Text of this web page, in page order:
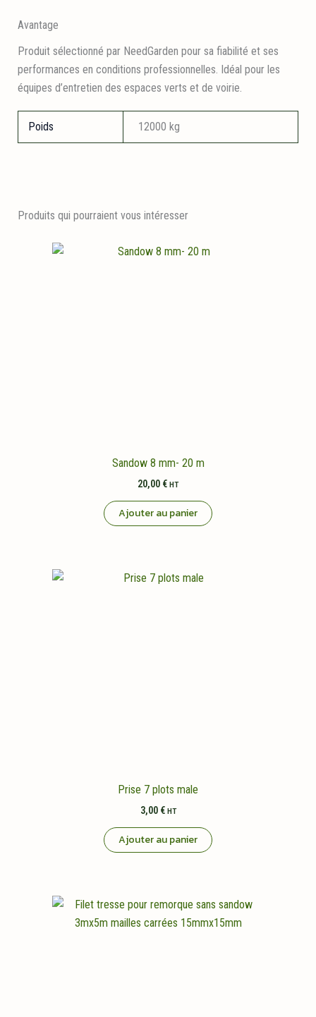
Avantage
Produit sélectionné par NeedGarden pour sa fiabilité et ses
performances en conditions professionnelles. Idéal pour les
équipes d’entretien des espaces verts et de voirie.
Poids 12000 kg
Produits qui pourraient vous intéresser
Sandow 8 mm- 20 m
20,00 € HT
Ajouter au panier
Prise 7 plots male
3,00 € HT
Ajouter au panier